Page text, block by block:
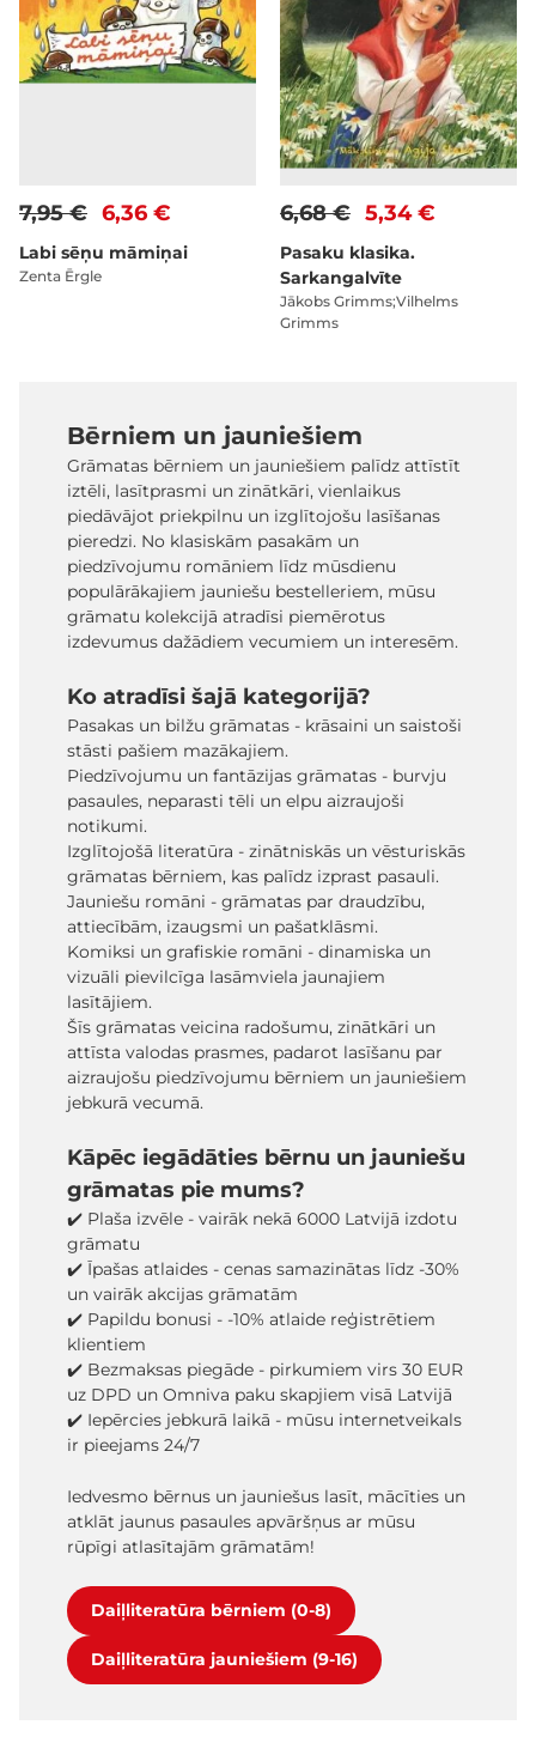
6,36 €
7,95 €
Labi sēņu māmiņai
Zenta Ērgle
5,34 €
6,68 €
Pasaku klasika.
Sarkangalvīte
Jākobs Grimms;Vilhelms
Grimms
Bērniem un jauniešiem
Grāmatas bērniem un jauniešiem palīdz attīstīt
iztēli, lasītprasmi un zinātkāri, vienlaikus
piedāvājot priekpilnu un izglītojošu lasīšanas
pieredzi. No klasiskām pasakām un
piedzīvojumu romāniem līdz mūsdienu
populārākajiem jauniešu bestelleriem, mūsu
grāmatu kolekcijā atradīsi piemērotus
izdevumus dažādiem vecumiem un interesēm.
Ko atradīsi šajā kategorijā?
Pasakas un bilžu grāmatas - krāsaini un saistoši
stāsti pašiem mazākajiem.
Piedzīvojumu un fantāzijas grāmatas - burvju
pasaules, neparasti tēli un elpu aizraujoši
notikumi.
Izglītojošā literatūra - zinātniskās un vēsturiskās
grāmatas bērniem, kas palīdz izprast pasauli.
Jauniešu romāni - grāmatas par draudzību,
attiecībām, izaugsmi un pašatklāsmi.
Komiksi un grafiskie romāni - dinamiska un
vizuāli pievilcīga lasāmviela jaunajiem
lasītājiem.
Šīs grāmatas veicina radošumu, zinātkāri un
attīsta valodas prasmes, padarot lasīšanu par
aizraujošu piedzīvojumu bērniem un jauniešiem
jebkurā vecumā.
Kāpēc iegādāties bērnu un jauniešu
grāmatas pie mums?
✔️ Plaša izvēle - vairāk nekā 6000 Latvijā izdotu
grāmatu
✔️ Īpašas atlaides - cenas samazinātas līdz -30%
un vairāk akcijas grāmatām
✔️ Papildu bonusi - -10% atlaide reģistrētiem
klientiem
✔️ Bezmaksas piegāde - pirkumiem virs 30 EUR
uz DPD un Omniva paku skapjiem visā Latvijā
✔️ Iepērcies jebkurā laikā - mūsu internetveikals
ir pieejams 24/7
Iedvesmo bērnus un jauniešus lasīt, mācīties un
atklāt jaunus pasaules apvāršņus ar mūsu
rūpīgi atlasītajām grāmatām!
Daiļliteratūra bērniem (0-8)
Daiļliteratūra jauniešiem (9-16)